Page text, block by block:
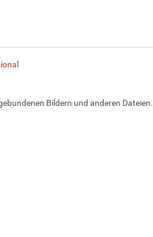
Bildern und anderen Dateien.